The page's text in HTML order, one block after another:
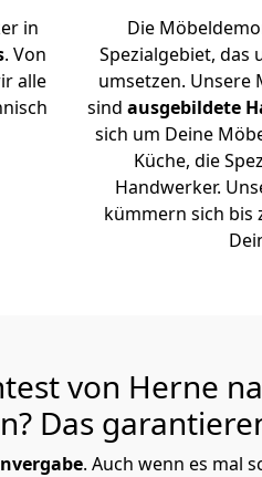
in
. Von
alle
Die
Spezialgebiet, das
umsetzen. Unsere
sind ausgebildete
sich um Deine
Küche, die
Handwerker.
kümmern sich bis
von Herne
Das
. Auch wenn es mal